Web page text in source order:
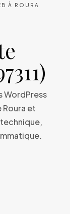
À ROURA
WordPress
et